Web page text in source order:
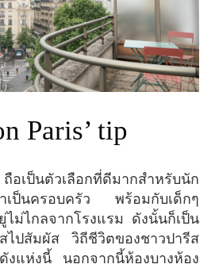
Paris’ tip
าเป็นครอบครัว พร้อมกับเด็กๆ
ไม่ไกลจากโรงแรม ดังนั้นก็เป็น
ไปสัมผัส วิถีชีวิตของชาวปารีส
งแห่งนี้ นอกจากนี้ห้องบางห้อง